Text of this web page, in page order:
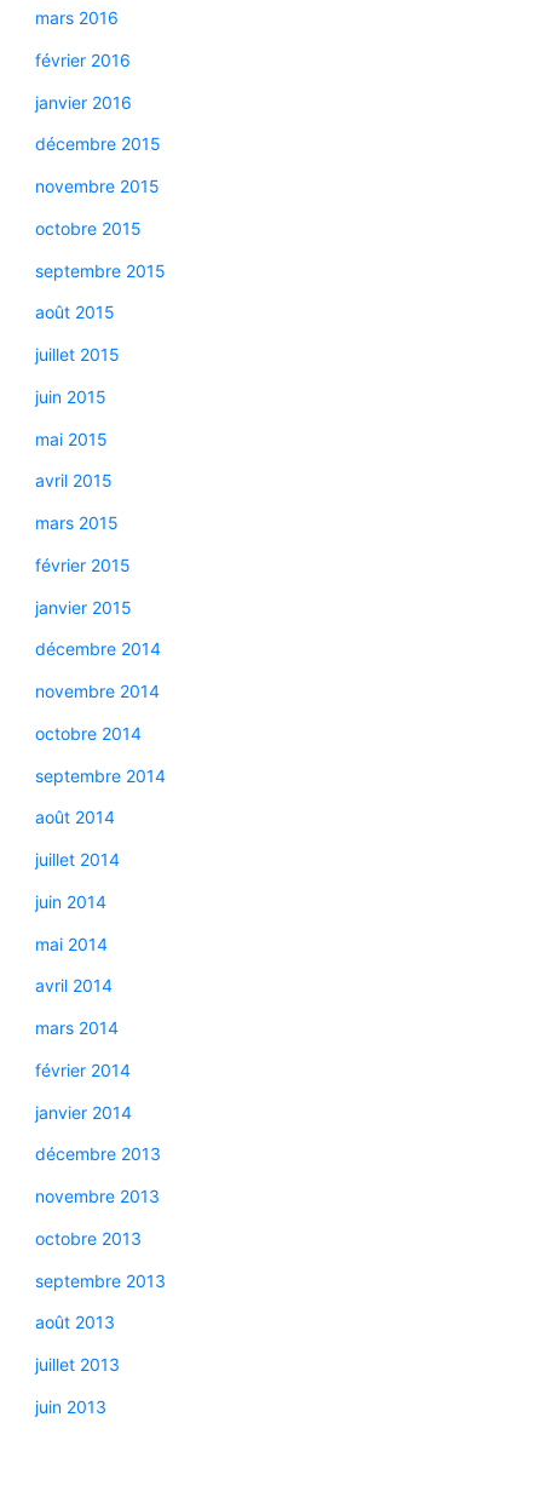
mars 2016
février 2016
janvier 2016
décembre 2015
novembre 2015
octobre 2015
septembre 2015
août 2015
juillet 2015
juin 2015
mai 2015
avril 2015
mars 2015
février 2015
janvier 2015
décembre 2014
novembre 2014
octobre 2014
septembre 2014
août 2014
juillet 2014
juin 2014
mai 2014
avril 2014
mars 2014
février 2014
janvier 2014
décembre 2013
novembre 2013
octobre 2013
septembre 2013
août 2013
juillet 2013
juin 2013